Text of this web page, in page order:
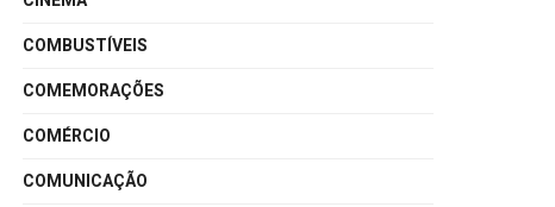
COMBUSTÍVEIS
COMEMORAÇÕES
COMÉRCIO
COMUNICAÇÃO